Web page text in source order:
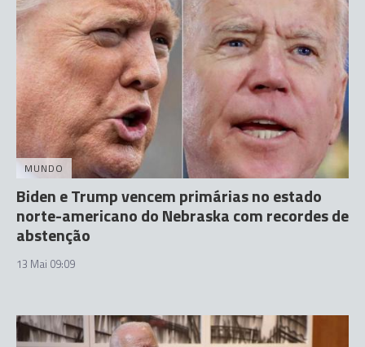
MUNDO
Biden e Trump vencem primárias no estado
norte-americano do Nebraska com recordes de
abstenção
13 Mai 09:09